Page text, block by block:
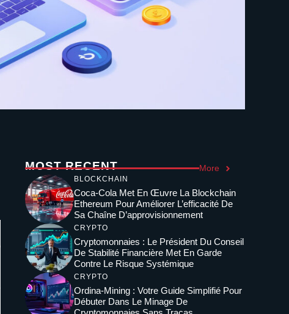
MOST RECENT More
BLOCKCHAIN
Coca-Cola Met En Œuvre La Blockchain
Ethereum Pour Améliorer L’efficacité De
Sa Chaîne D’approvisionnement
CRYPTO
Cryptomonnaies : Le Président Du Conseil
De Stabilité Financière Met En Garde
Contre Le Risque Systémique
CRYPTO
Ordina-Mining : Votre Guide Simplifié Pour
Débuter Dans Le Minage De